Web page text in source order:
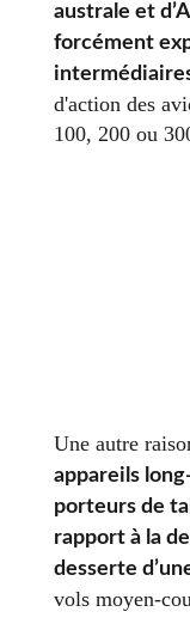
australe et
forcément
d'action des
100, 200 ou
Une autre
appareils
porteurs de
rapport à la
desserte
vols moyen-